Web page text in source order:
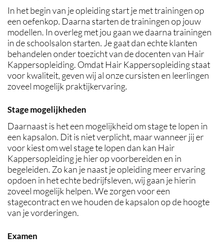
In het begin van je opleiding start je met trainingen op
een oefenkop. Daarna starten de trainingen op jouw
modellen. In overleg met jou gaan we daarna trainingen
in de schoolsalon starten. Je gaat dan echte klanten
behandelen onder toezicht van de docenten van Hair
Kappersopleiding. Omdat Hair Kappersopleiding staat
voor kwaliteit, geven wij al onze cursisten en leerlingen
zoveel mogelijk praktijkervaring.
Stage mogelijkheden
Daarnaast is het een mogelijkheid om stage te lopen in
een kapsalon. Dit is niet verplicht, maar wanneer jij er
voor kiest om wel stage te lopen dan kan Hair
Kappersopleiding je hier op voorbereiden en in
begeleiden. Zo kan je naast je opleiding meer ervaring
opdoen in het echte bedrijfsleven, wij gaan je hierin
zoveel mogelijk helpen. We zorgen voor een
stagecontract en we houden de kapsalon op de hoogte
van je vorderingen.
Examen